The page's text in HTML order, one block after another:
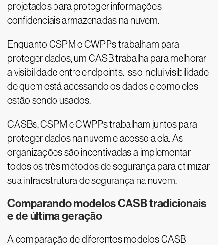
projetados para proteger informações
confidenciais armazenadas na nuvem.
Enquanto CSPM e CWPPs trabalham para
proteger dados, um CASB trabalha para melhorar
a visibilidade entre endpoints. Isso inclui visibilidade
de quem está acessando os dados e como eles
estão sendo usados.
CASBs, CSPM e CWPPs trabalham juntos para
proteger dados na nuvem e acesso a ela. As
organizações são incentivadas a implementar
todos os três métodos de segurança para otimizar
sua infraestrutura de segurança na nuvem.
Comparando modelos CASB tradicionais
e de última geração
A comparação de diferentes modelos CASB